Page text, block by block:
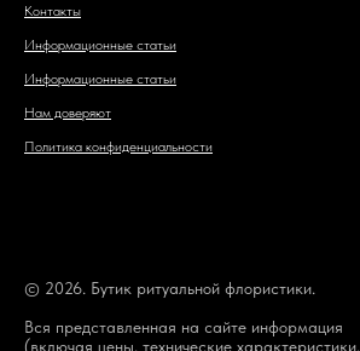
Контакты
Информационные статьи
Информационные статьи
Нам доверяют
Политика конфиденциальности
© 2026. Бутик ритуальной флористики.
Вся представленная на сайте информация
(включая цены, технические характеристики,